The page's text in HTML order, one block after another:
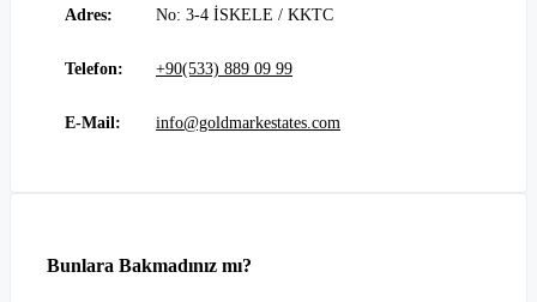
Adres:
No: 3-4 İSKELE / KKTC
Telefon: +90(533) 889 09 99
E-Mail: info@goldmarkestates.com
Bunlara Bakmadınız mı?